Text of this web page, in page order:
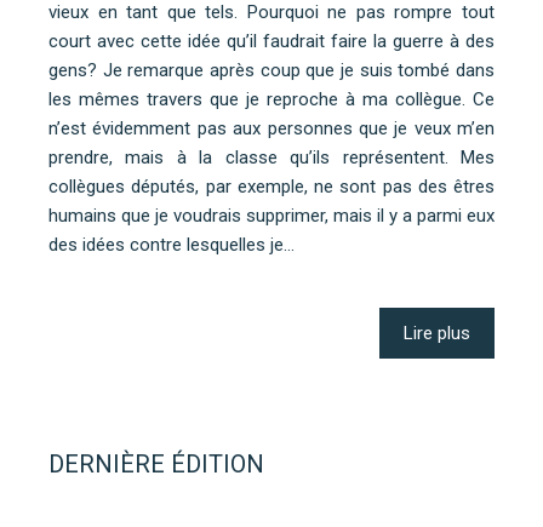
vieux en tant que tels. Pourquoi ne pas rompre tout
court avec cette idée qu’il faudrait faire la guerre à des
gens? Je remarque après coup que je suis tombé dans
les mêmes travers que je reproche à ma collègue. Ce
n’est évidemment pas aux personnes que je veux m’en
prendre, mais à la classe qu’ils représentent. Mes
collègues députés, par exemple, ne sont pas des êtres
humains que je voudrais supprimer, mais il y a parmi eux
des idées contre lesquelles je…
Lire plus
DERNIÈRE ÉDITION